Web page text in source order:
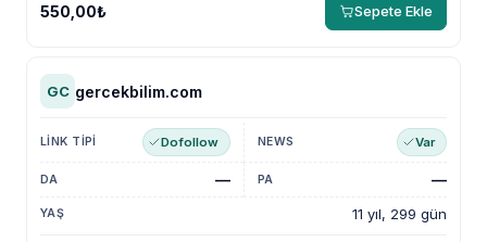
550,00₺ Sepete Ekle
GC gercekbilim.com
Dofollow Var
11 yıl, 299 gün
— —